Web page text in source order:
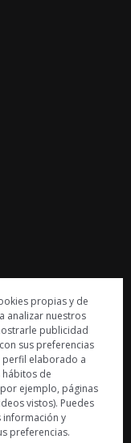
la
propias y de
analizar nuestros
publicidad
sus preferencias
perfil elaborado a
de
ejemplo, páginas
vistos). Puedes
información y
preferencias.